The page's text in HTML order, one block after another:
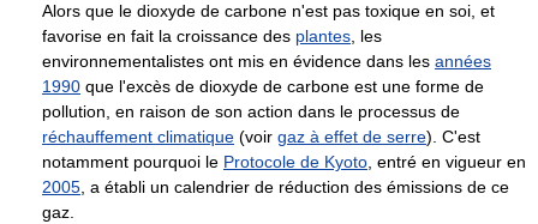
Alors que le dioxyde de carbone n'est pas toxique en soi, et
favorise en fait la croissance des plantes , les
environnementalistes ont mis en évidence dans les années
1990 que l'excès de dioxyde de carbone est une forme de
pollution, en raison de son action dans le processus de
réchauffement climatique (voir gaz à effet de serre). C'est
notamment pourquoi le Protocole de Kyoto , entré en vigueur en
2005 , a établi un calendrier de réduction des émissions de ce
gaz.